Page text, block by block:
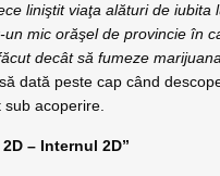
liniştit viaţa alături de iubita
un mic orăşel de provincie în
decât să fumeze
dată peste cap când
sub acoperire.
– Internul 2D”